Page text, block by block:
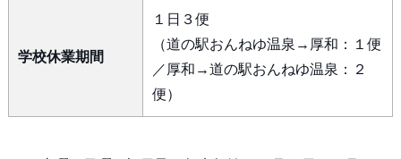
学校休業期間
１日３便
（道の駅おんねゆ温泉→厚和：１便
／厚和→道の駅おんねゆ温泉：２
便）